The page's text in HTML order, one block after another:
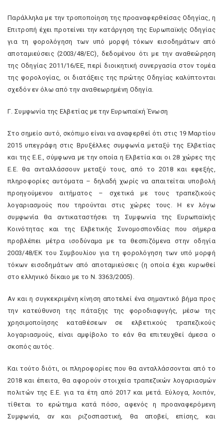
Παράλληλα με την τροποποίηση της προαναφερθείσας Οδηγίας, η
Επιτροπή έχει προτείνει την κατάργηση της Ευρωπαϊκής Οδηγίας
για τη φορολόγηση των υπό μορφή τόκων εισοδημάτων από
αποταμιεύσεις (2003/48/EC), δεδομένου ότι με την αναθεώρηση
της Οδηγίας 2011/16/EE, περί διοικητική συνεργασία στον τομέα
της φορολογίας, οι διατάξεις της πρώτης Οδηγίας καλύπτονται
σχεδόν εν όλω από την αναθεωρημένη Οδηγία.
Γ. Συμφωνία της Ελβετίας με την Ευρωπαϊκή Ένωση
Στο σημείο αυτό, σκόπιμο είναι να αναφερθεί ότι στις 19 Μαρτίου
2015 υπεγράφη στις Βρυξέλλες συμφωνία μεταξύ της Ελβετίας
και της Ε.Ε., σύμφωνα με την οποία η Ελβετία και οι 28 χώρες της
Ε.Ε. θα ανταλλάσσουν μεταξύ τους, από το 2018 και εφεξής,
πληροφορίες αυτόματα – δηλαδή χωρίς να απαιτείται υποβολή
προηγούμενου αιτήματος – σχετικά με τους τραπεζικούς
λογαριασμούς που τηρούνται στις χώρες τους. Η εν λόγω
συμφωνία θα αντικαταστήσει τη Συμφωνία της Ευρωπαϊκής
Κοινότητας και της Ελβετικής Συνομοσπονδίας που σήμερα
προβλέπει μέτρα ισοδύναμα με τα θεσπιζόμενα στην οδηγία
2003/48/ΕΚ του Συμβουλίου για τη φορολόγηση των υπό μορφή
τόκων εισοδημάτων από αποταμιεύσεις (η οποία έχει κυρωθεί
στο ελληνικό δίκαιο με το Ν. 3363/2005).
Αν και η συγκεκριμένη κίνηση αποτελεί ένα σημαντικό βήμα προς
την κατεύθυνση της πάταξης της φοροδιαφυγής, μέσω της
χρησιμοποίησης καταθέσεων σε ελβετικούς τραπεζικούς
λογαριασμούς, είναι αμφίβολο το εάν θα επιτευχθεί άμεσα ο
σκοπός αυτός.
Και τούτο διότι, οι πληροφορίες που θα ανταλλάσσονται από το
2018 και έπειτα, θα αφορούν στοιχεία τραπεζικών λογαριασμών
πολιτών της Ε.Ε. για τα έτη από 2017 και μετά. Εύλογα, λοιπόν,
τίθεται το ερώτημα κατά πόσο, αφενός η προαναφερόμενη
Συμφωνία, αν και ριζοσπαστική, θα αποβεί, επίσης, και